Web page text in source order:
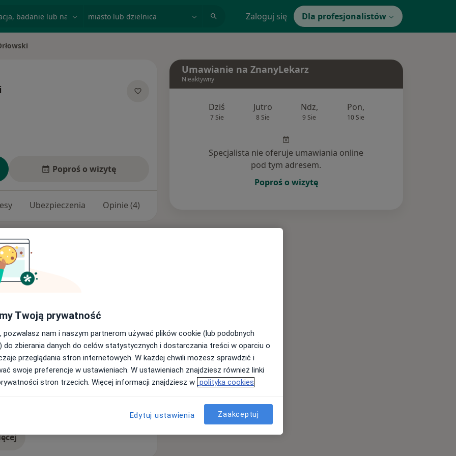
Zaloguj się Dla profesjonalistów
Poproś o wizytę
Ubezpieczenia Opinie (4)
w nurcie
w Instytucie Psychologii
Obecnie jestem w trakcie
w Krakowskim Centrum
Wojewódzkim Szpitalu Zespolonym
męskim oraz w Poradni
doświadczenie zdobywałem pracując
na oddziale psychiatrycznym
w poradni zdrowia psychicznego
z lekarzami psychiatrii - co daje
leczenia.
Umawianie na ZnanyLekarz
Nieaktywny
Dziś
7 Sie
Jutro
8 Sie
Ndz,
9 Sie
Pon,
10 Sie
Specjalista nie oferuje umawiania online
pod tym adresem.
Poproś o wizytę
Twoją prywatność
pozwalasz nam i naszym partnerom używać plików cookie (lub podobnych
do zbierania danych do celów statystycznych i dostarczania treści w oparciu o
przeglądania stron internetowych. W każdej chwili możesz sprawdzić i
swoje preferencje w ustawieniach. W ustawieniach znajdziesz również linki
stron trzecich. Więcej informacji znajdziesz w polityka cookies
Edytuj ustawienia Zaakceptuj